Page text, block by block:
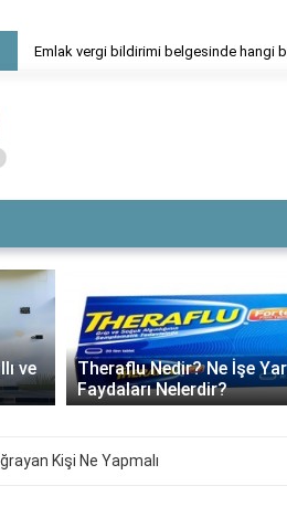
Humbaracı
ve
Theraflu Nedir? Ne İşe
Faydaları Nelerdir?
Kişi Ne Yapmalı